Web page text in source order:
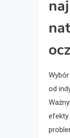
od
efekty